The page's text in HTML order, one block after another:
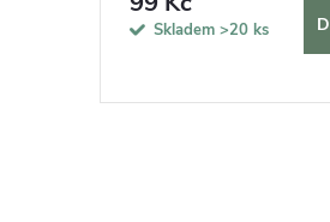
Skladem >20 ks